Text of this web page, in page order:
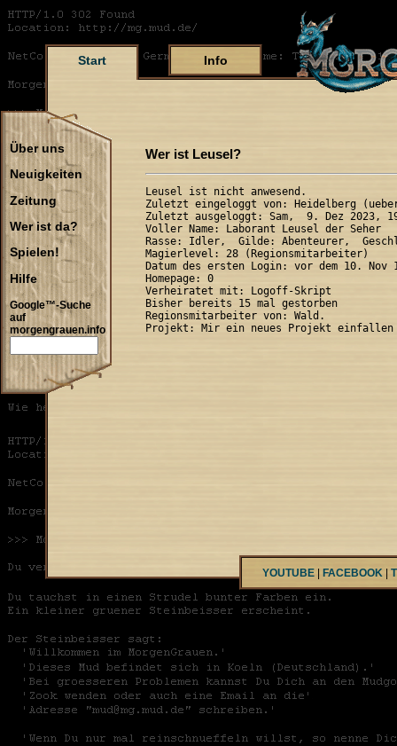
Start Info
Über uns
Neuigkeiten
Zeitung
Wer ist da?
Spielen!
Hilfe
Google™-Suche
auf
morgengrauen.info
Wer ist Leusel?
Leusel ist nicht anwesend.
Zuletzt eingeloggt von: Heidelberg
Zuletzt ausgeloggt: Sam,  9. Dez 2023,
Voller Name: Laborant Leusel der Seher
Rasse: Idler,  Gilde: Abenteurer,
Magierlevel: 28 (Regionsmitarbeiter)
Datum des ersten Login: vor dem 10. Nov
Homepage: 0
Verheiratet mit: Logoff-Skript
Bisher bereits 15 mal gestorben
Regionsmitarbeiter von: Wald.
YOUTUBE FACEBOOK